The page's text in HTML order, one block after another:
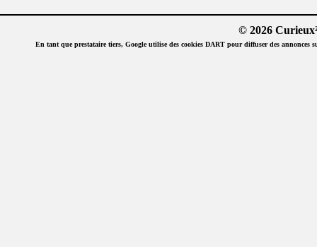
© 2026
En tant que prestataire tiers, Google utilise des cookies DART pour diffuser des